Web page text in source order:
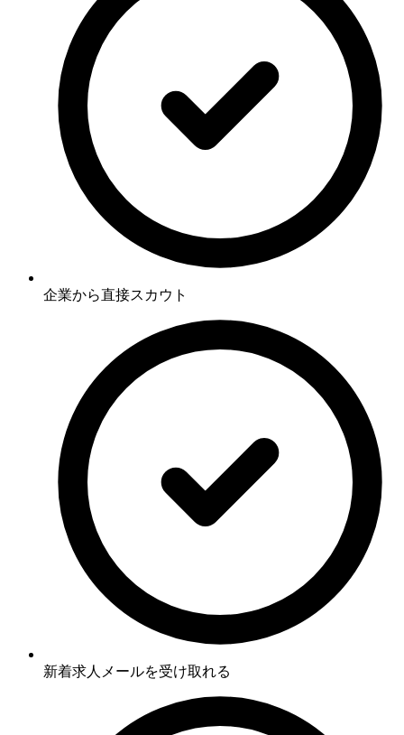
企業から直接スカウト
新着求人メールを受け取れる